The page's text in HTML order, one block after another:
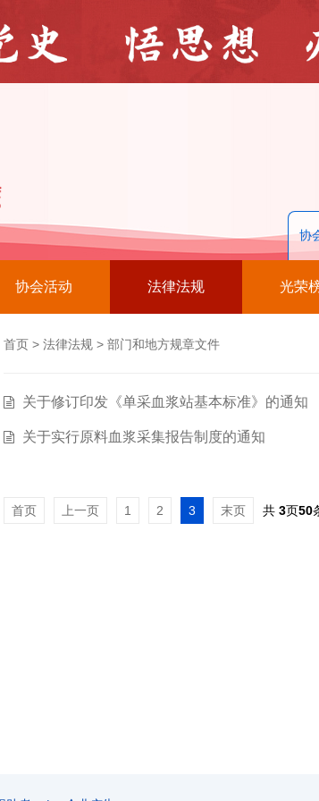
协
协会活动 法律法规 光荣
首页> 法律法规> 部门和地方规章文件
关于修订印发《单采血浆站基本标准》的通知
关于实行原料血浆采集报告制度的通知
首页 上一页 1 2 3 末页 共 3页50